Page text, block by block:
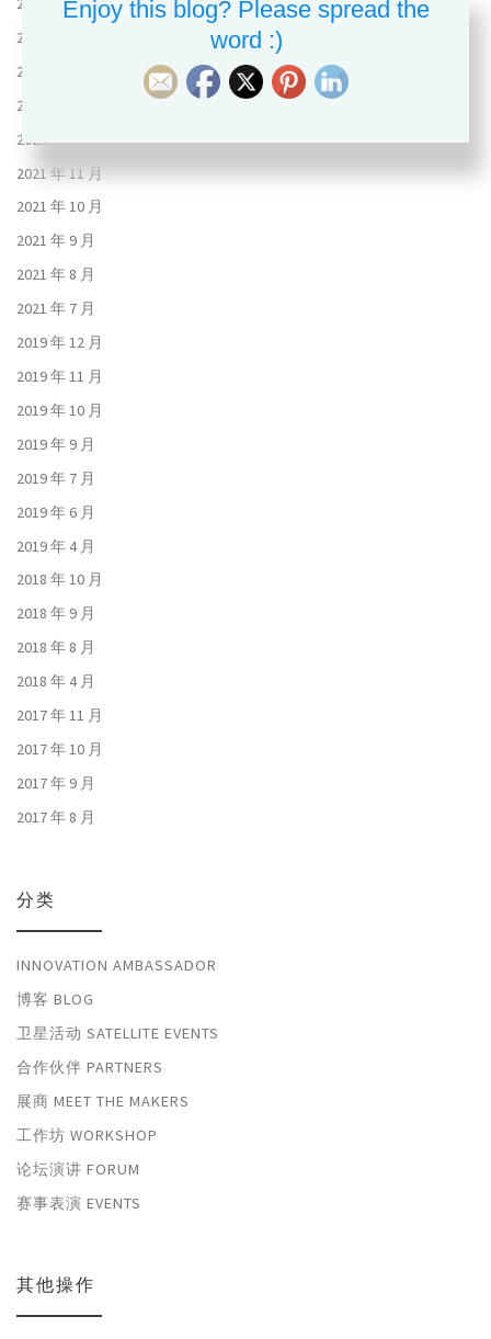
2023 年 9 月
2023 年 8 月
2023 年 7 月
2023 年 6 月
2021 年 11 月
2021 年 10 月
2021 年 9 月
2021 年 8 月
2021 年 7 月
2019 年 12 月
2019 年 11 月
2019 年 10 月
2019 年 9 月
2019 年 7 月
2019 年 6 月
2019 年 4 月
2018 年 10 月
2018 年 9 月
2018 年 8 月
2018 年 4 月
2017 年 11 月
2017 年 10 月
2017 年 9 月
2017 年 8 月
分类
INNOVATION AMBASSADOR
博客 BLOG
卫星活动 SATELLITE EVENTS
合作伙伴 PARTNERS
展商 MEET THE MAKERS
工作坊 WORKSHOP
论坛演讲 FORUM
赛事表演 EVENTS
其他操作
Enjoy this blog? Please spread the
word :)